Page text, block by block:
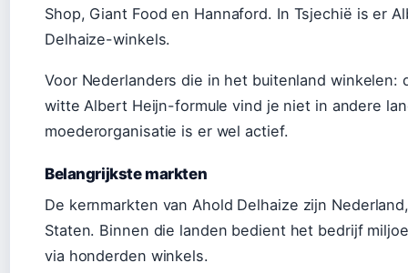
Shop, Giant Food en Hannaford. In Tsjechië is er
Delhaize-winkels.
Voor Nederlanders die in het buitenland winkelen:
witte Albert Heijn-formule vind je niet in andere
moederorganisatie is er wel actief.
Belangrijkste markten
De kernmarkten van Ahold Delhaize zijn
Staten. Binnen die landen bedient het bedrijf
via honderden winkels.